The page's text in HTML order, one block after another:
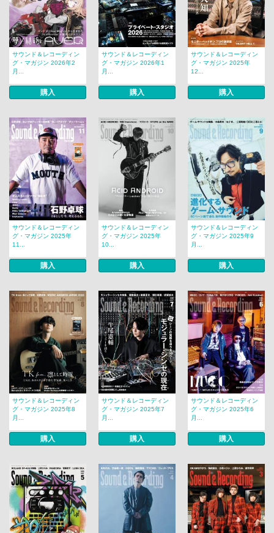
サウンド＆レコーディン
グ・マガジン 2026年2
月...
購入
サウンド＆レコーディン
グ・マガジン 2026年1
月...
購入
サウンド＆レコーディン
グ・マガジン 2025年
12...
購入
サウンド＆レコーディン
グ・マガジン 2025年
11...
購入
サウンド＆レコーディン
グ・マガジン 2025年
10...
購入
サウンド＆レコーディン
グ・マガジン 2025年9
月...
購入
サウンド＆レコーディン
グ・マガジン 2025年8
月...
購入
サウンド＆レコーディン
グ・マガジン 2025年7
月...
購入
サウンド＆レコーディン
グ・マガジン 2025年6
月...
購入